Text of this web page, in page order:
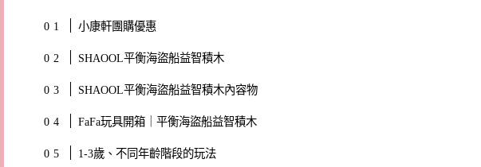
小康軒團購優惠
SHAOOL平衡海盜船益智積木
SHAOOL平衡海盜船益智積木內容物
FaFa玩具開箱｜平衡海盜船益智積木
1-3歲、不同年齡階段的玩法